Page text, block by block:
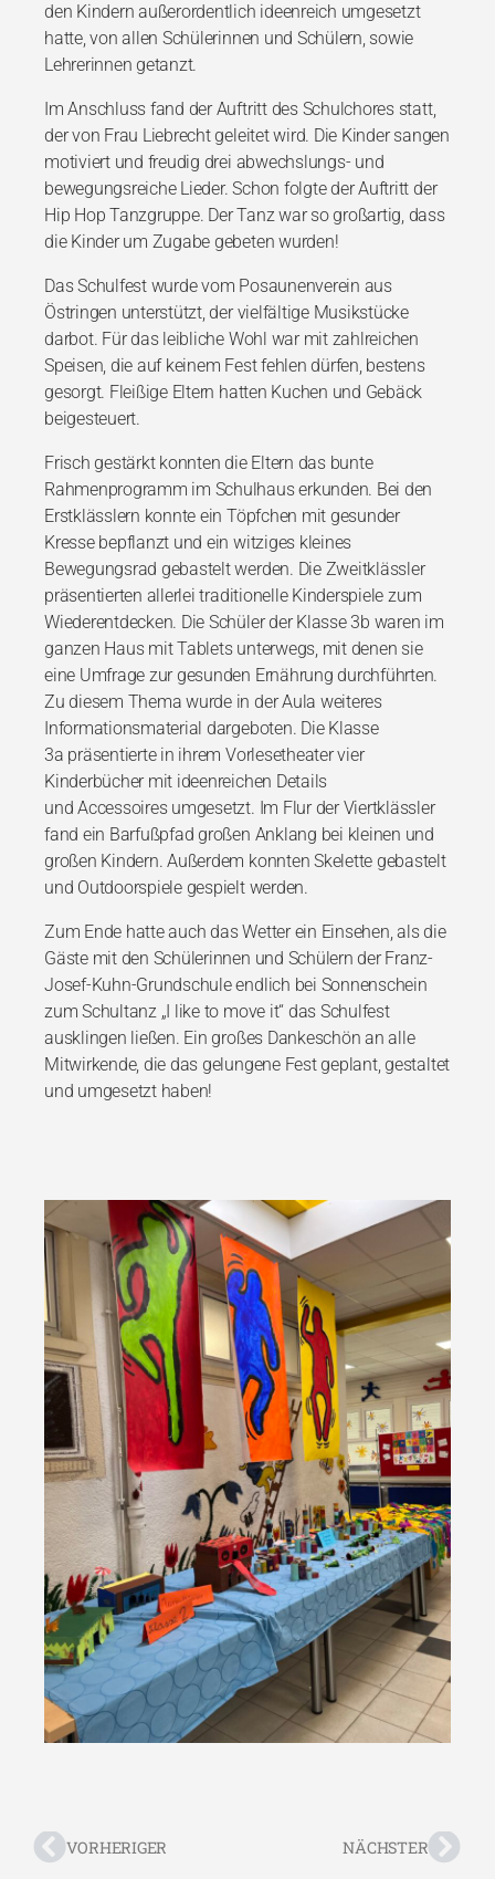
den Kindern außerordentlich ideenreich umgesetzt
hatte, von allen Schülerinnen und Schülern, sowie
Lehrerinnen getanzt.
Im Anschluss fand der Auftritt des Schulchores statt,
der von Frau Liebrecht geleitet wird. Die Kinder sangen
motiviert und freudig drei abwechslungs- und
bewegungsreiche Lieder.Schon folgte der Auftritt der
Hip Hop Tanzgruppe. Der Tanz war so großartig, dass
die Kinderum Zugabe gebeten wurden!
Das Schulfest wurde vom Posaunenverein aus
Östringen unterstützt, der vielfältige Musikstücke
darbot. Für das leibliche Wohl war mit zahlreichen
Speisen, die auf keinem Festfehlen dürfen, bestens
gesorgt. Fleißige Eltern hatten Kuchen und Gebäck
beigesteuert.
Frisch gestärkt konnten die Eltern das bunte
Rahmenprogramm im Schulhaus erkunden. Bei den
Erstklässlern konnte ein Töpfchen mit gesunder
Kresse bepflanzt und ein witziges kleines
Bewegungsrad gebastelt werden. Die Zweitklässler
präsentierten allerlei traditionelle Kinderspiele zum
Wiederentdecken. Die Schüler der Klasse 3b waren im
ganzen Haus mitTablets unterwegs, mit denen sie
eine Umfrage zur gesunden Ernährung durchführten.
Zudiesem Thema wurde in der Aula weiteres
Informationsmaterial dargeboten. Die Klasse
3a präsentierte in ihrem Vorlesetheater vier
Kinderbücher mit ideenreichen Details
undAccessoires umgesetzt. Im Flur der Viertklässler
fand ein Barfußpfad großen Anklang bei kleinen und
großen Kindern. Außerdem konnten Skelette gebastelt
und Outdoorspiele gespielt werden.
Zum Ende hatte auch das Wetter ein Einsehen, als die
Gäste mit den Schülerinnen und Schülern der Franz-
Josef-Kuhn-Grundschule endlich bei Sonnenschein
zum Schultanz „I like to move it“ das Schulfest
ausklingen ließen. Ein großes Dankeschön an alle
Mitwirkende, die das gelungene Fest geplant, gestaltet
und umgesetzt haben!
VORHERIGER NÄCHSTER